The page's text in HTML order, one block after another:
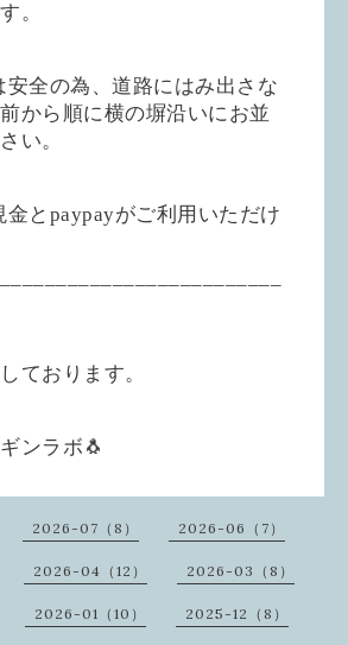
。
安全の為、道路にはみ出さな
から順に横の塀沿いにお並
い。
金とpaypayがご利用いただけ
ております。
ンラボ🐧
2026-07（8） 2026-06（7）
2026-04（12） 2026-03（8）
2026-01（10） 2025-12（8）